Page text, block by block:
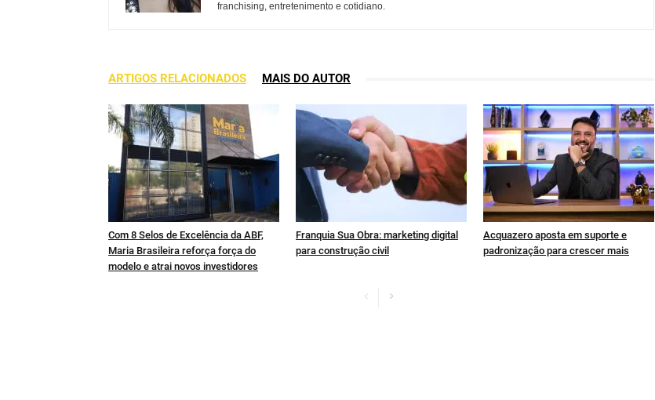
franchising, entretenimento e cotidiano.
ARTIGOS RELACIONADOS MAIS DO AUTOR
Com 8 Selos de Excelência da ABF,
Maria Brasileira reforça força do
modelo e atrai novos investidores
Franquia Sua Obra: marketing digital
para construção civil
Acquazero aposta em suporte e
padronização para crescer mais